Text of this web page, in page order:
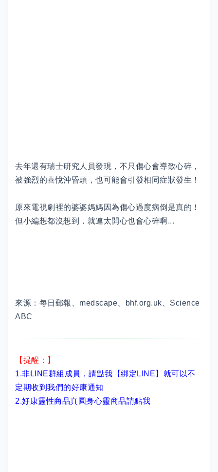
去年還有瑞士研究人員發現，不只傷心會導致心碎，
被強烈的喜悅沖昏頭，也可能會引發相同症狀發生！
原來電視劇裡的婆婆媽媽因為傷心過度病倒是真的！
但小編想都沒想到，就連太開心也會心碎啊...
來源：每日郵報、medscape、bhf.org.uk、Science
ABC
【提醒：】
1.非LINE群組成員， 請點我【綁定LINE】 就可以不
定期收到我們的好康通知
2.好康靈性商品真圓身心靈商品請點我